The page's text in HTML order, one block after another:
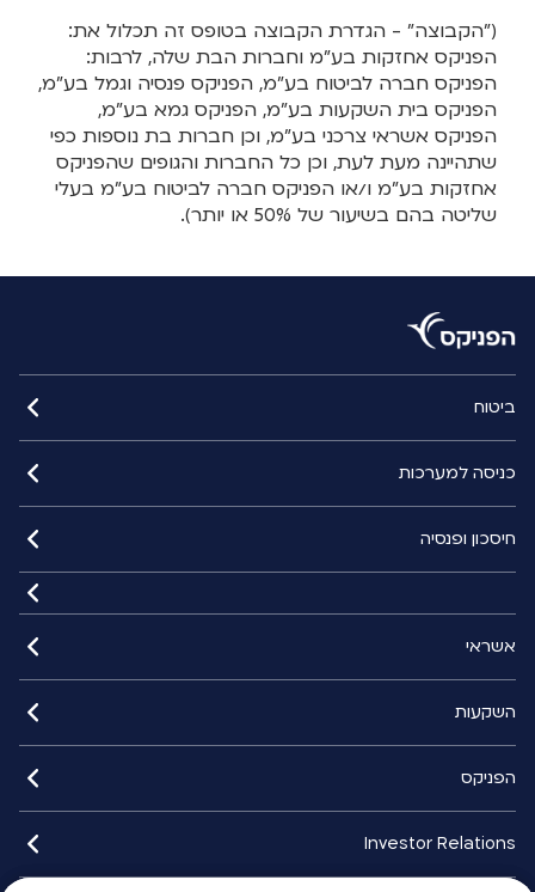
("הקבוצה" - הגדרת הקבוצה בטופס זה תכלול את:
הפניקס אחזקות בע"מ וחברות הבת שלה, לרבות:
הפניקס חברה לביטוח בע"מ, הפניקס פנסיה וגמל בע"מ,
הפניקס בית השקעות בע"מ, הפניקס גמא בע"מ,
הפניקס אשראי צרכני בע"מ, וכן חברות בת נוספות כפי
שתהיינה מעת לעת, וכן כל החברות והגופים שהפניקס
אחזקות בע"מ ו/או הפניקס חברה לביטוח בע"מ בעלי
שליטה בהם בשיעור של 50% או יותר).
ביטוח
כניסה למערכות
חיסכון ופנסיה
אשראי
השקעות
הפניקס
Investor Relations